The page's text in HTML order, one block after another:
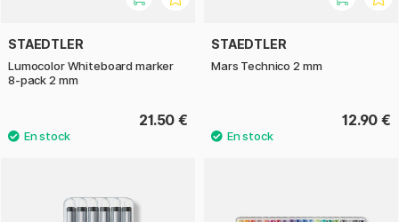
STAEDTLER
Lumocolor Whiteboard marker
8-pack 2 mm
21.50 €
STAEDTLER
Mars Technico 2 mm
12.90 €